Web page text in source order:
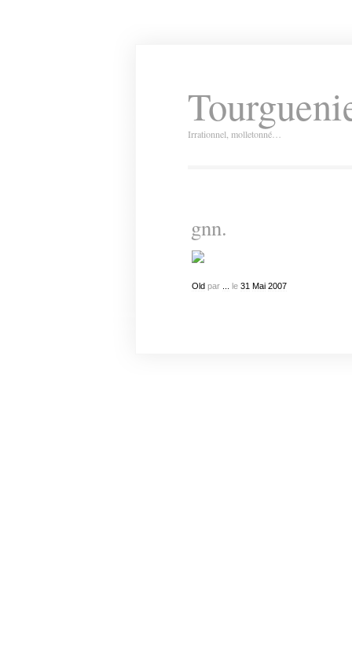
Irrationnel, molletonné…
gnn.
Oldpar le 31 Mai 2007